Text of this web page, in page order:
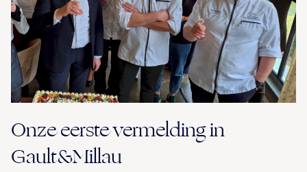
Onze eerste vermelding in
Gault&Millau